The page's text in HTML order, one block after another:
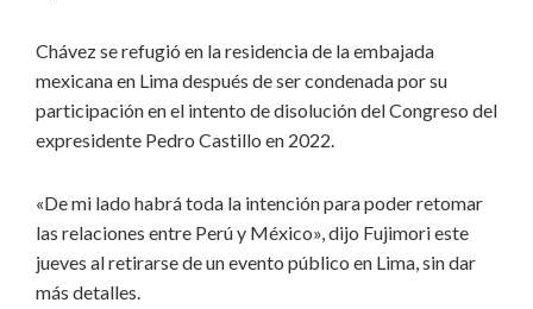
Chávez se refugió en la residencia de la embajada
mexicana en Lima después de ser condenada por su
participación en el intento de disolución del Congreso del
expresidente Pedro Castillo en 2022.
«De mi lado habrá toda la intención para poder retomar
las relaciones entre Perú y México», dijo Fujimori este
jueves al retirarse de un evento público en Lima, sin dar
más detalles.